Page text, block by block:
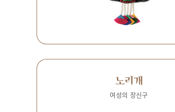
노리개
여성의 장신구